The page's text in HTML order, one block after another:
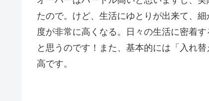
たので。けど、生活にゆとりが出来て、
度が非常に高くなる。日々の生活に密着
と思うのです！また、基本的には「入れ
高です。